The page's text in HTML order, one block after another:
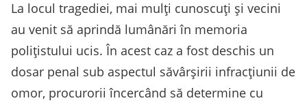
La locul tragediei, mai mulți cunoscuți și vecini
au venit să aprindă lumânări în memoria
polițistului ucis. În acest caz a fost deschis un
dosar penal sub aspectul săvârșirii infracțiunii de
omor, procurorii încercând să determine cu